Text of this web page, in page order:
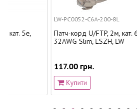
LW-PC0052-C6A-200-8L
Патч-корд U/FTP, 2м, кат. 6А,
32AWG Slim, LSZH, LW
117.00 грн.
Купити